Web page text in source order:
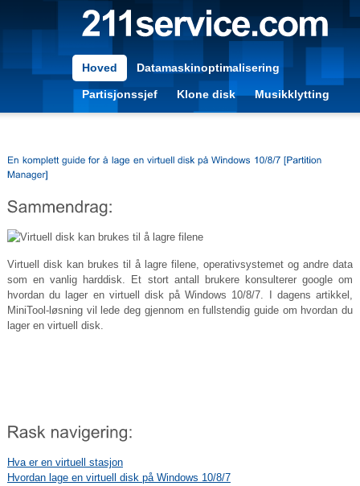
Hoved Datamaskinoptimalisering
Partisjonssjef Klone disk Musikklytting
Virtuell disk kan brukes til å lagre filene, operativsystemet og andre data
som en vanlig harddisk. Et stort antall brukere konsulterer google om
hvordan du lager en virtuell disk på Windows 10/8/7. I dagens artikkel,
MiniTool-løsning vil lede deg gjennom en fullstendig guide om hvordan du
lager en virtuell disk.
Hva er en virtuell stasjon
Hvordan lage en virtuell disk på Windows 10/8/7